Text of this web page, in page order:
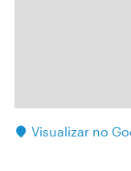
Visualizar no